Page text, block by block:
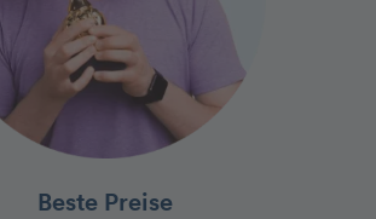
Beste Preise